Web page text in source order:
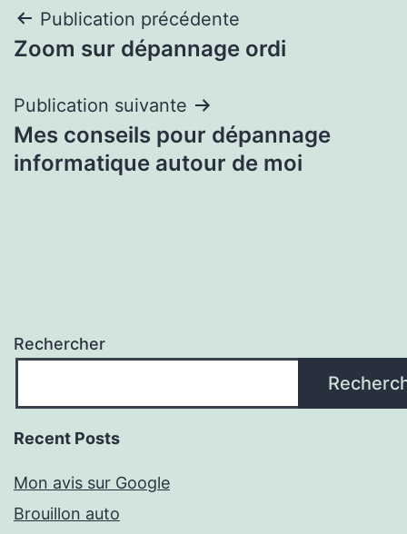
Navigation
de
l’article
Publication précédente
Zoom sur dépannage ordi
Publication suivante
Mes conseils pour dépannage
informatique autour de moi
Rechercher
Recent Posts
Mon avis sur Google
Brouillon auto